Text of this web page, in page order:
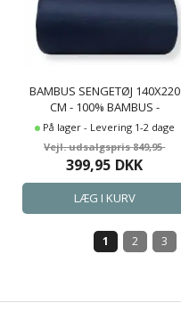
BAMBUS SENGETØJ 140X220
CM - 100% BAMBUS -
MØRKEBLÅT SATINVÆVET
På lager - Levering 1-2 dage
849,95
399,95 DKK
1 2 3